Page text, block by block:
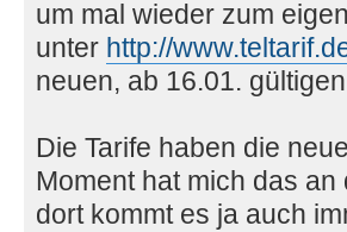
um mal wieder zum
unter http://
neuen, ab 16.01.
Die Tarife haben die
Moment hat mich das
dort kommt es ja auch